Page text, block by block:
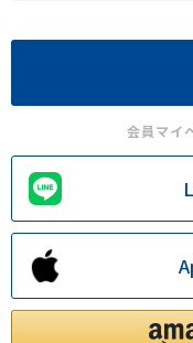
会員マイ